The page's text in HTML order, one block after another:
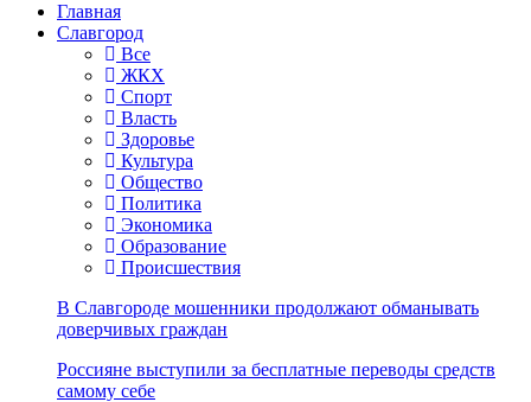
Главная
Славгород
Все
ЖКХ
Спорт
Власть
Здоровье
Культура
Общество
Политика
Экономика
Образование
Происшествия
В Славгороде мошенники продолжают обманывать
доверчивых граждан
Россияне выступили за бесплатные переводы средств
самому себе